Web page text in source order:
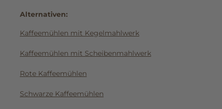
Alternativen:
Kaffeemühlen mit Kegelmahlwerk
Kaffeemühlen mit Scheibenmahlwerk
Rote Kaffeemühlen
Schwarze Kaffeemühlen